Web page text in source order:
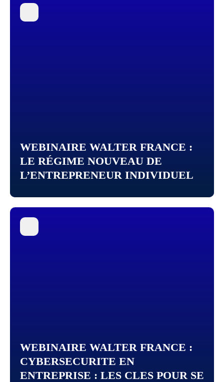
WEBINAIRE WALTER FRANCE :
LE RÉGIME NOUVEAU DE
L’ENTREPRENEUR INDIVIDUEL
WEBINAIRE WALTER FRANCE :
CYBERSECURITE EN
ENTREPRISE : LES CLES POUR SE